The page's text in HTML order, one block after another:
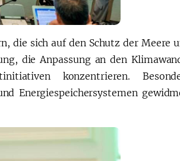
die sich auf den Schutz der Meere
die Anpassung an den
konzentrieren.
Energiespeichersystemen